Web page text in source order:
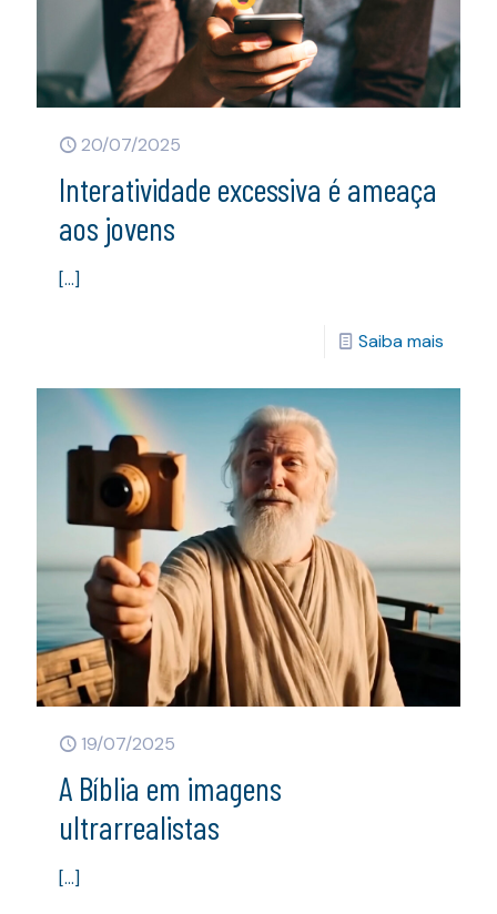
20/07/2025
Interatividade excessiva é ameaça
aos jovens
[…]
Saiba mais
19/07/2025
A Bíblia em imagens
ultrarrealistas
[…]